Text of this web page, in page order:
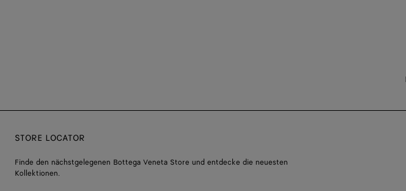
STORE LOCATOR
Finde den nächstgelegenen Bottega Veneta Store und entdecke die neuesten
Kollektionen.